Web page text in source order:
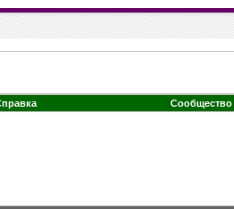
Сообщество